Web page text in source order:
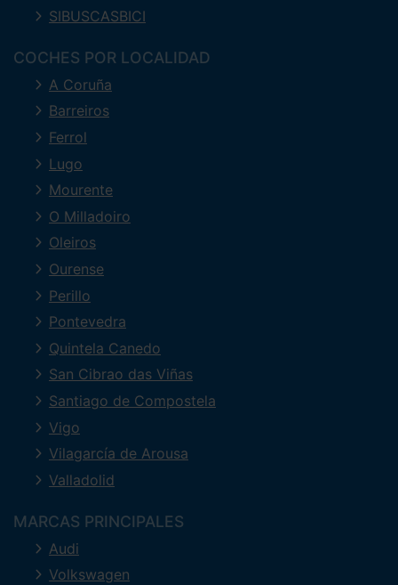
SIBUSCASBICI
COCHES POR LOCALIDAD
A Coruña
Barreiros
Ferrol
Lugo
Mourente
O Milladoiro
Oleiros
Ourense
Perillo
Pontevedra
Quintela Canedo
San Cibrao das Viñas
Santiago de Compostela
Vigo
Vilagarcía de Arousa
Valladolid
MARCAS PRINCIPALES
Audi
Volkswagen